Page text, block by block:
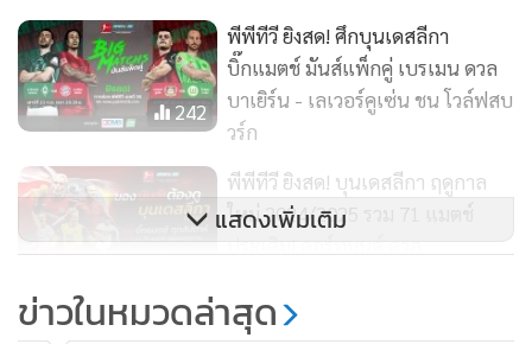
งามอีกคนพุ่งขึ้นมาเป็นตัวเลือกสำหรับการเรียกติดธงชุดใหญ่ใน
อนาคต ซึ่งระหว่างนี้ต้องรอเวลาให้ ดอร์ทมุนด์ ใช้งานและมอบ
ประสบการณ์ให้ กิตเทนส์ ไปก่อน ที่ผ่านมามีตัวอย่างทั้ง ซานโช่
กับ เบลลิงแฮม มาแล้วรับรองว่าไม่ผิดหวังแน่นอน
242
พีพีทีวี ยิงสด! ศึกบุนเดสลีกา
บิ๊กแมตช์ มันส์แพ็กคู่ เบรเมน ดวล
บาเยิร์น - เลเวอร์คูเซ่น ชน โวล์ฟสบ
วร์ก
164
พีพีทีวี ยิงสด! บุนเดสลีกา ฤดูกาล
ใหม่ 2024/2025 รวม 71 แมตช์
ประเดิม! ดอร์ทมุนด์ ดวล
บาเยิร์น
แสดงเพิ่มเติม
ข่าวในหมวดล่าสุด